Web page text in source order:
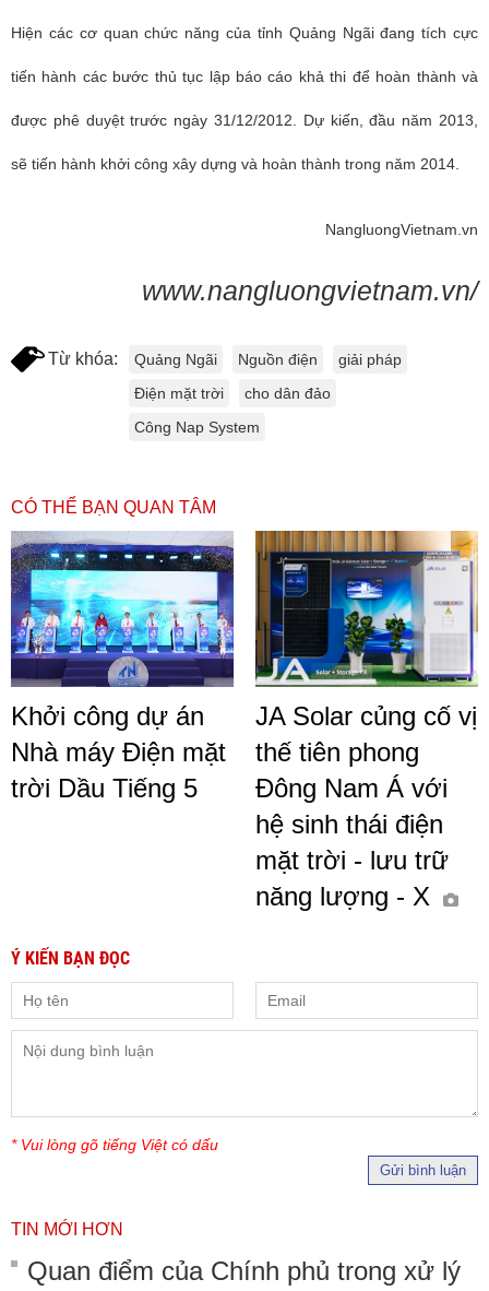
Hiện các cơ quan chức năng của tỉnh Quảng Ngãi đang tích cực
tiến hành các bước thủ tục lập báo cáo khả thi để hoàn thành và
được phê duyệt trước ngày 31/12/2012. Dự kiến, đầu năm 2013,
sẽ tiến hành khởi công xây dựng và hoàn thành trong năm 2014.
NangluongVietnam.vn
www.nangluongvietnam.vn/
Từ khóa: Quảng Ngãi Nguồn điện
giải pháp
Điện mặt trời
cho dân đảo
Công Nap System
CÓ THỂ BẠN QUAN TÂM
Khởi công dự án
Nhà máy Điện mặt
trời Dầu Tiếng 5
JA Solar củng cố vị
thế tiên phong
Đông Nam Á với
hệ sinh thái điện
mặt trời - lưu trữ
năng lượng - X
Ý KIẾN BẠN ĐỌC
* Vui lòng gõ tiếng Việt có dấu
Gửi bình luận
TIN MỚI HƠN
Quan điểm của Chính phủ trong xử lý